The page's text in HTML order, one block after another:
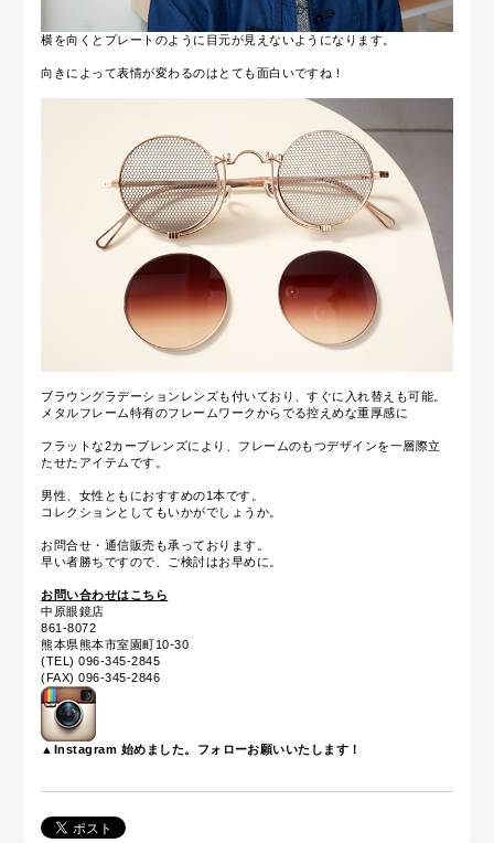
横を向くとプレートのように目元が見えないようになります。
向きによって表情が変わるのはとても面白いですね！
ブラウングラデーションレンズも付いており、すぐに入れ替えも可能。
メタルフレーム特有のフレームワークからでる控えめな重厚感に
フラットな2カーブレンズにより、フレームのもつデザインを一層際立
たせたアイテムです。
男性、女性ともにおすすめの1本です。
コレクションとしてもいかがでしょうか。
お問合せ・通信販売も承っております。
早い者勝ちですので、ご検討はお早めに。
お問い合わせはこちら
中原眼鏡店
861-8072
熊本県熊本市室園町10-30
(TEL) 096-345-2845
(FAX) 096-345-2846
▲Instagram 始めました。フォローお願いいたします！